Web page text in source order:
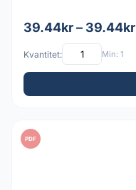
39.44kr – 39.44kr
Kvantitet: Min: 1
PDF